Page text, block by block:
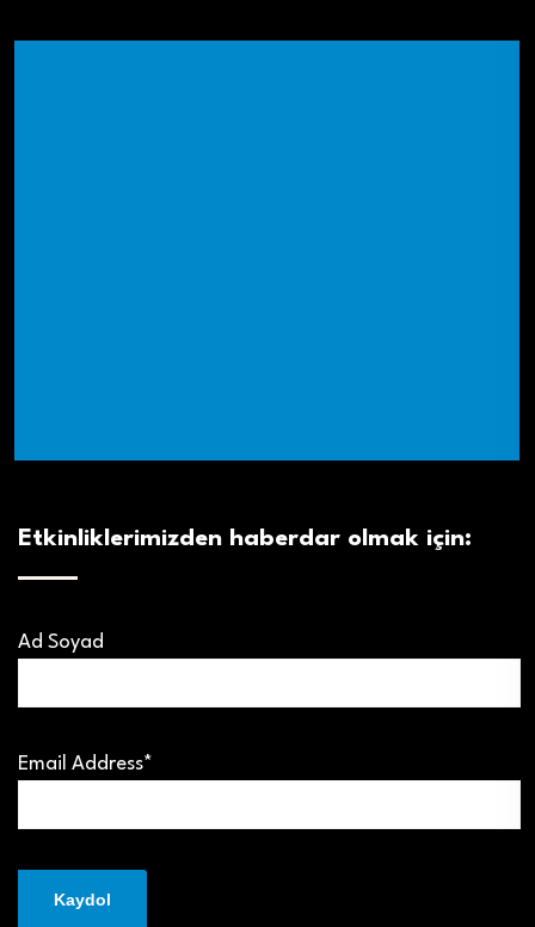
Etkinliklerimizden haberdar olmak için:
Ad Soyad
Email Address*